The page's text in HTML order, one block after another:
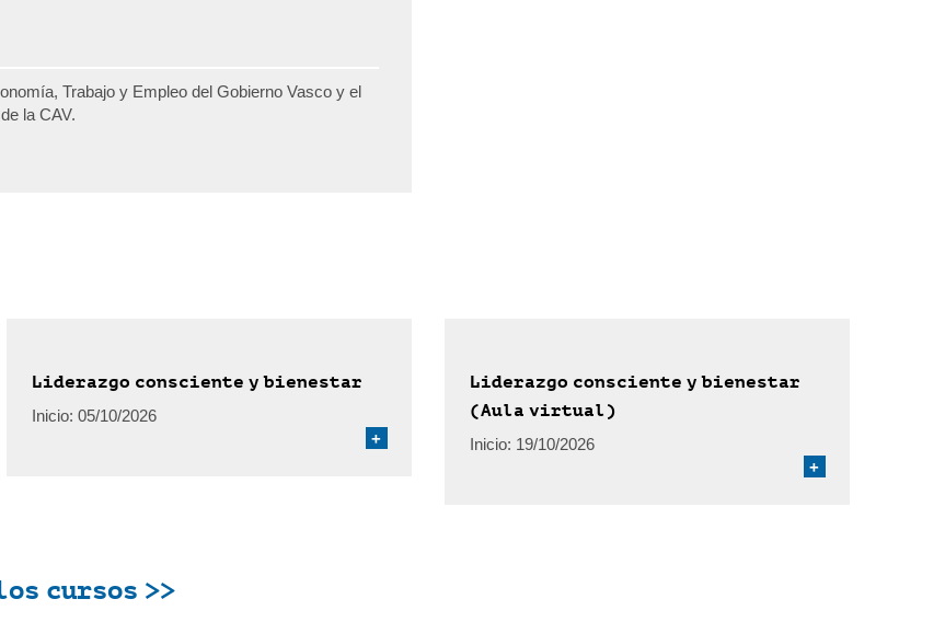
Trabajo y Empleo del Gobierno Vasco y el
la CAV.
Liderazgo consciente y bienestar
Inicio: 05/10/2026
+
Liderazgo consciente y bienestar
(Aula virtual)
Inicio: 19/10/2026
+
cursos >>